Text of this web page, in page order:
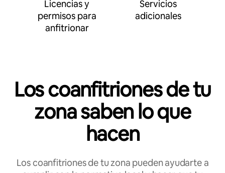
Licencias y
permisos para
anfitrionar
Servicios
adicionales
Los coanfitriones de tu
zona saben lo que
hacen
Los coanfitriones de tu zona pueden ayudarte a